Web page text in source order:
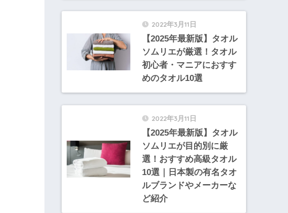
2022年3月11日
【2025年最新版】タオル
ソムリエが厳選！タオル
初心者・マニアにおすす
めのタオル10選
2022年3月11日
【2025年最新版】タオル
ソムリエが目的別に厳
選！おすすめ高級タオル
10選｜日本製の有名タオ
ルブランドやメーカーな
ど紹介